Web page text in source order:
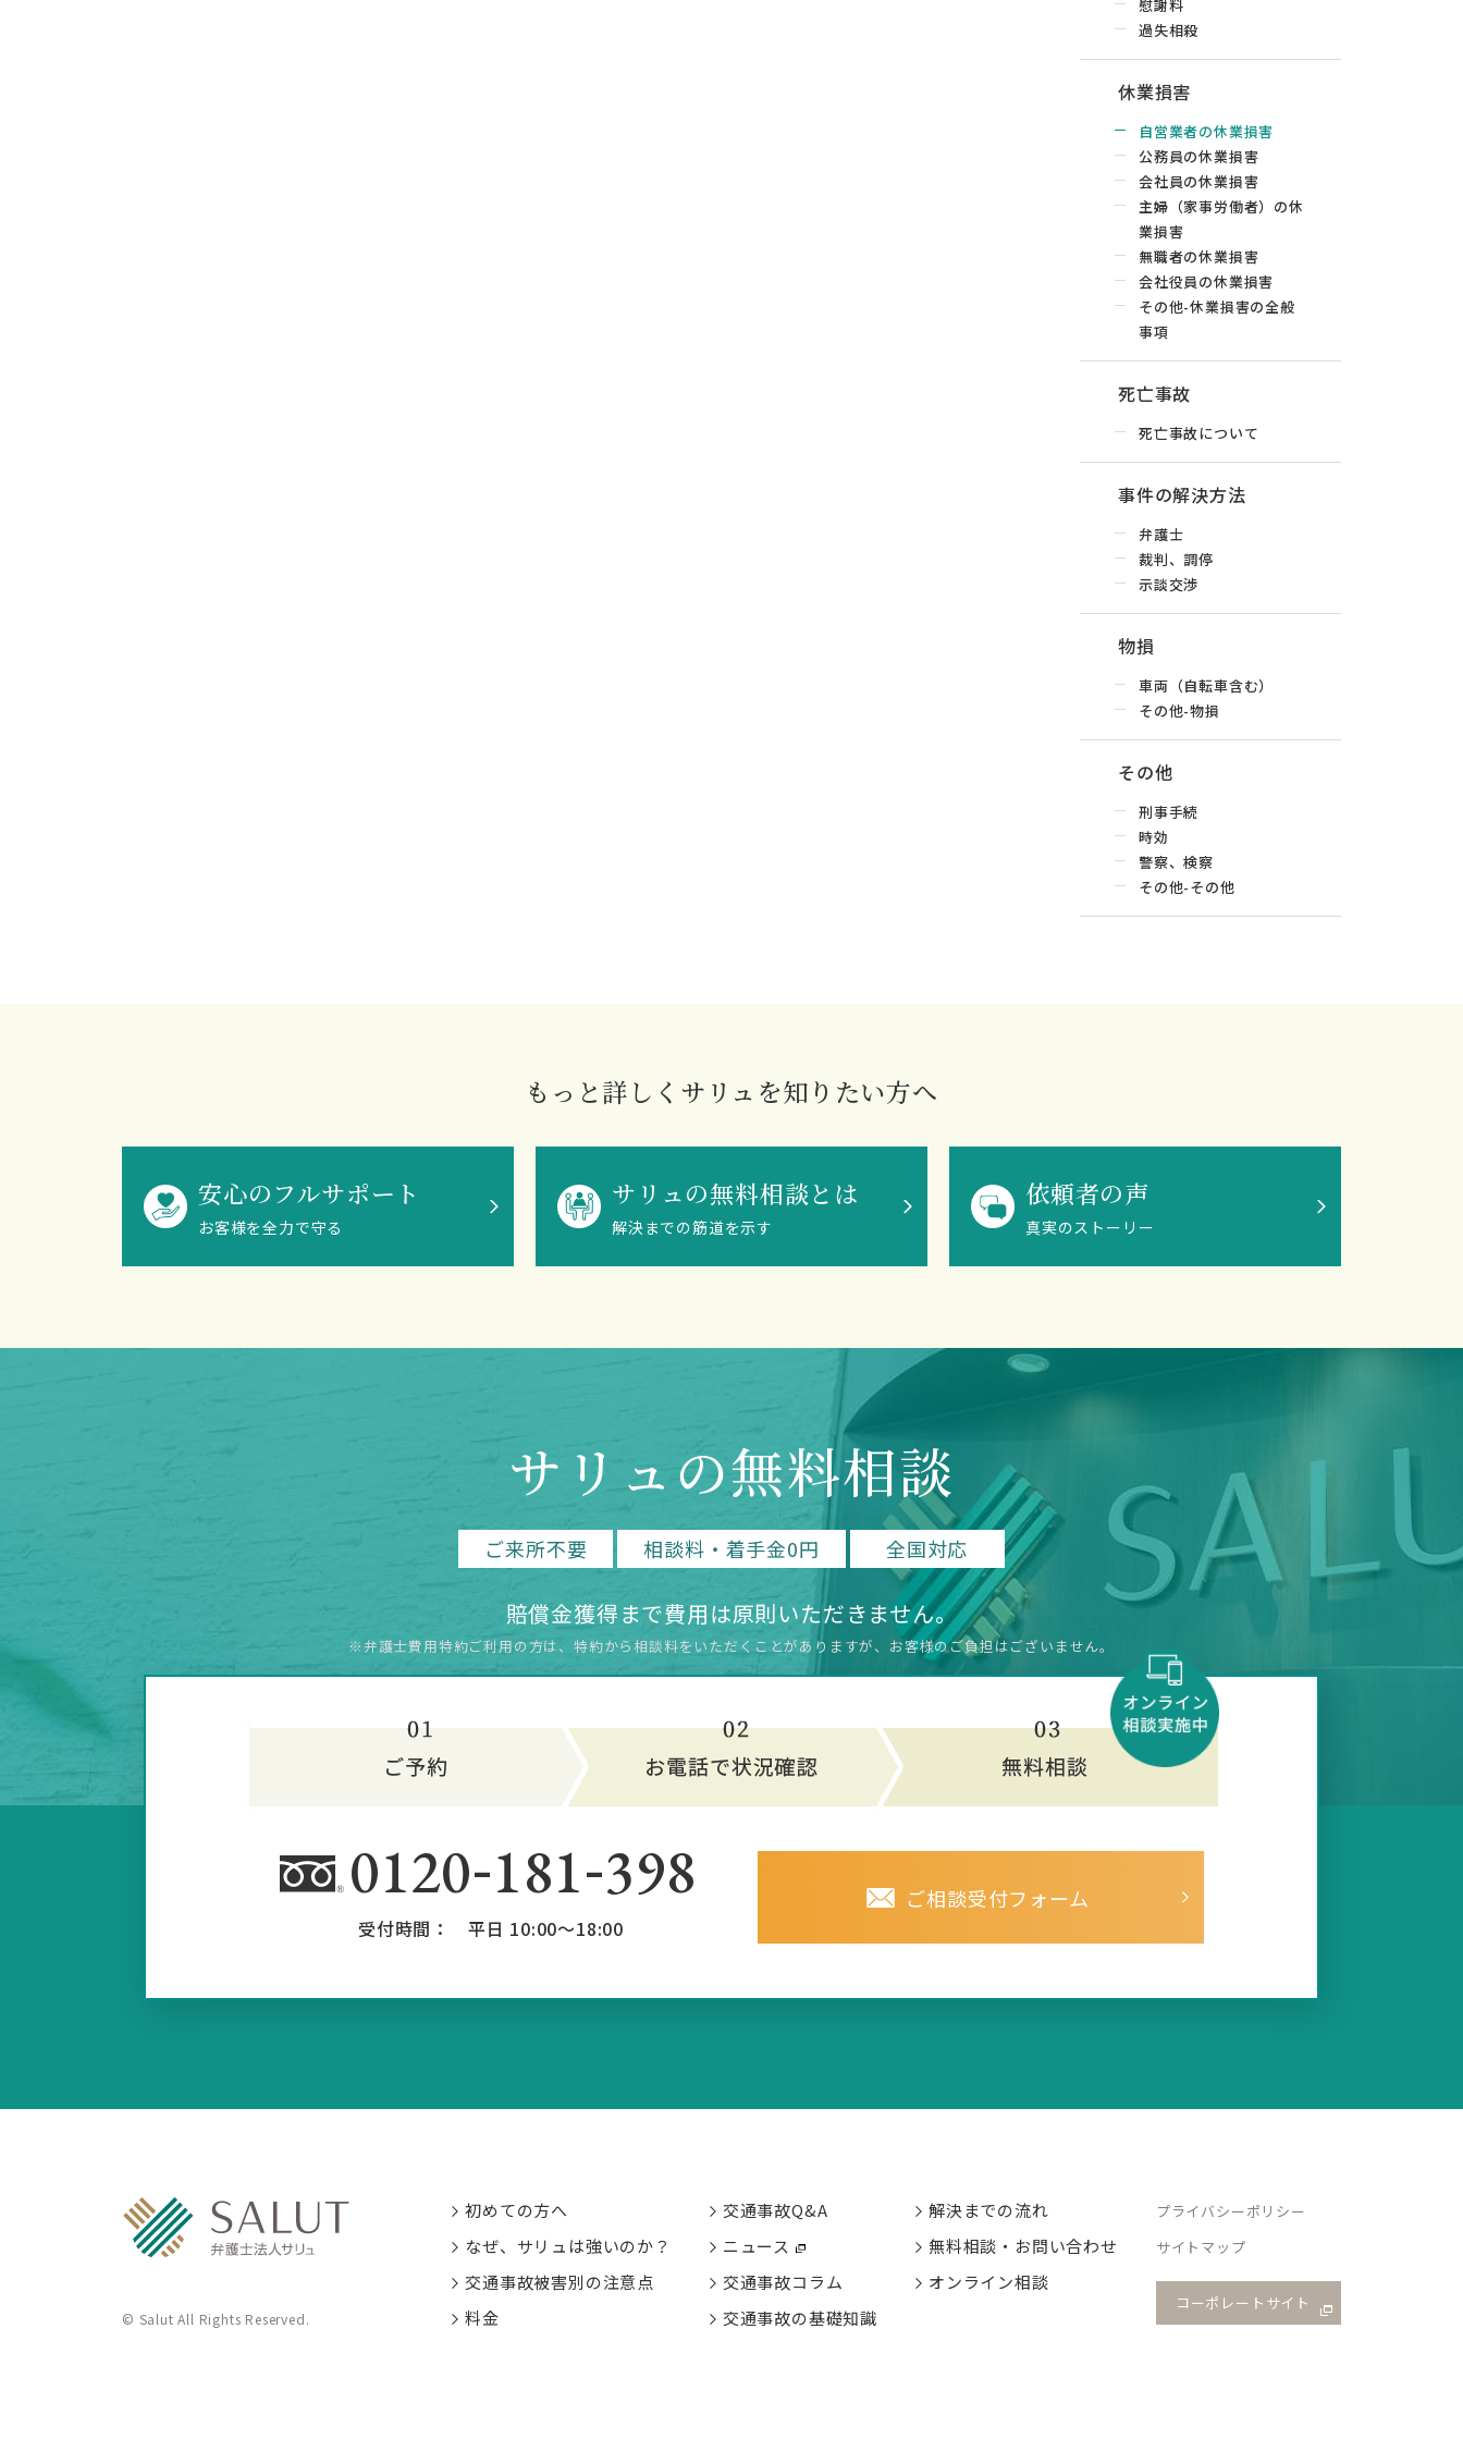
慰謝料
過失相殺
休業損害
自営業者の休業損害
公務員の休業損害
会社員の休業損害
主婦（家事労働者）の休
業損害
無職者の休業損害
会社役員の休業損害
その他-休業損害の全般
事項
死亡事故
死亡事故について
事件の解決方法
弁護士
裁判、調停
示談交渉
物損
車両（自転車含む）
その他-物損
その他
刑事手続
時効
警察、検察
その他-その他
もっと詳しくサリュを知りたい方へ
安心のフルサポート
お客様を全力で守る
サリュの無料相談とは
解決までの筋道を示す
依頼者の声
真実のストーリー
サリュの無料相談
ご来所不要 相談料・着手金0円 全国対応
賠償金獲得まで費用は原則いただきません。
※弁護士費用特約ご利用の方は、特約から相談料をいただく ことがありますが、お客様のご負担はございません。
0120-181-398
受付時間： 平日 10:00～18:00
ご相談受付フォーム
初めての方へ
なぜ、サリュは強いのか？
交通事故被害別の注意点
料金
交通事故Q&A
ニュース
交通事故コラム
交通事故の基礎知識
解決までの流れ
無料相談・お問い合わせ
オンライン相談
プライバシーポリシー
サイトマップ
コーポレートサイト
© Salut All Rights Reserved.